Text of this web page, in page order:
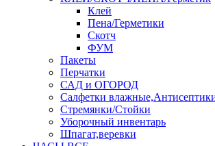
Клей
Пена/Герметики
Скотч
ФУМ
Пакеты
Перчатки
САД и ОГОРОД
Салфетки
Стремянки/Стойки
Уборочный инвентарь
Шпагат,веревки